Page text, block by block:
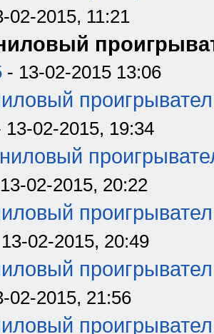
02-2015, 11:21
- 13-02-2015 13:06
13-02-2015, 19:34
02-2015, 20:22
02-2015, 20:49
02-2015, 21:56